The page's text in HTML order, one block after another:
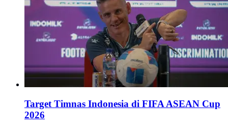
Target Timnas Indonesia di FIFA ASEAN Cup
2026